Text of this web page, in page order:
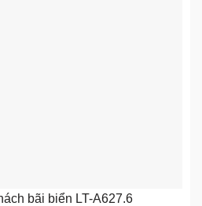
bãi biển LT-A627.6